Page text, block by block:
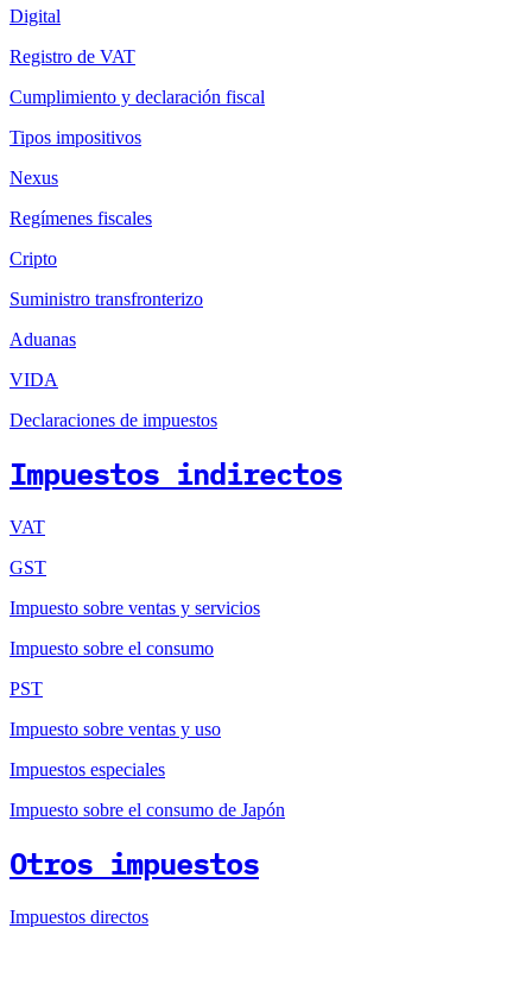
Digital
Registro de VAT
Cumplimiento y declaración fiscal
Tipos impositivos
Nexus
Regímenes fiscales
Cripto
Suministro transfronterizo
Aduanas
VIDA
Declaraciones de impuestos
Impuestos indirectos
VAT
GST
Impuesto sobre ventas y servicios
Impuesto sobre el consumo
PST
Impuesto sobre ventas y uso
Impuestos especiales
Impuesto sobre el consumo de Japón
Otros impuestos
Impuestos directos